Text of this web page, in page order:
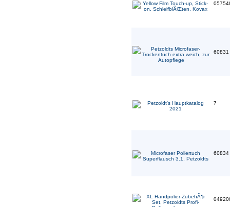
60831
7
60834